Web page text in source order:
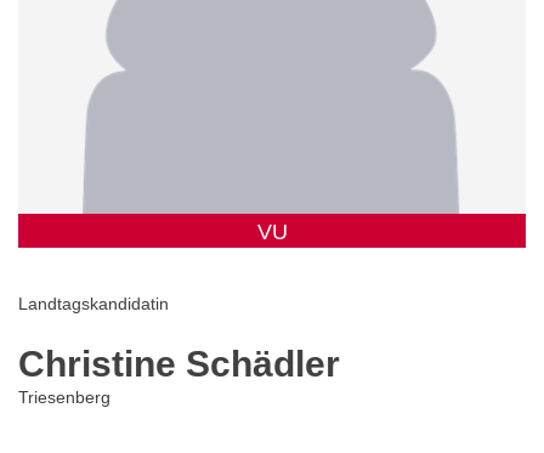
VU
Landtagskandidatin
Christine Schädler
Triesenberg